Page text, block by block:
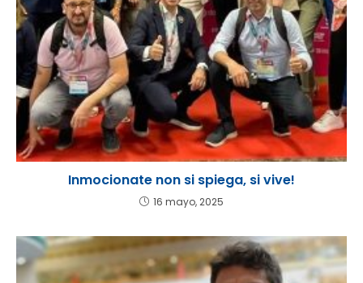
Inmocionate non si spiega, si vive!
16 mayo, 2025